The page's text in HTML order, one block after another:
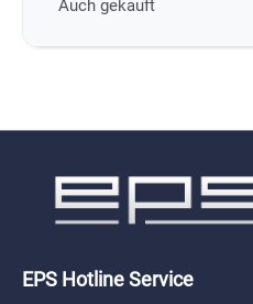
Auch gekauft
EPS Hotline Service